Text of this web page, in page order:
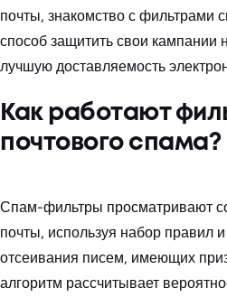
почты, знакомство с фильтрами
способ защитить свои кампании
лучшую доставляемость
Как работают
почтового спама?
Спам-фильтры просматривают
почты, используя набор правил
отсеивания писем, имеющих
алгоритм рассчитывает